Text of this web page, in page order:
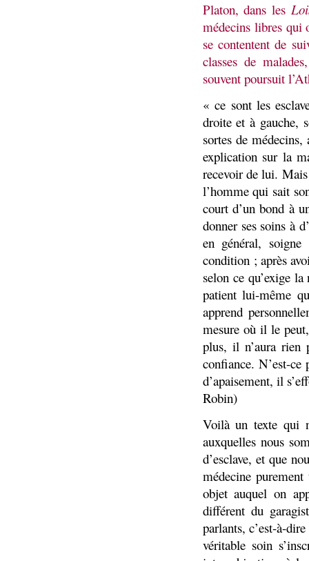
Platon, dans les
médecins libres qui
se contentent de
classes de
souvent poursuit
« ce sont les
droite et à gauche,
sortes de
explication sur la
recevoir de lui.
l’homme qui sait
court d’un bond à
donner ses soins à
en général,
condition ; après
selon ce qu’exige
patient lui-même
apprend
mesure où il le
plus, il n’aura rien
confiance. N’est-ce
d’apaisement, il
Robin)
Voilà un texte qui
auxquelles nous
d’esclave, et que
médecine
objet auquel on
différent du
parlants, c’est-à-
véritable soin